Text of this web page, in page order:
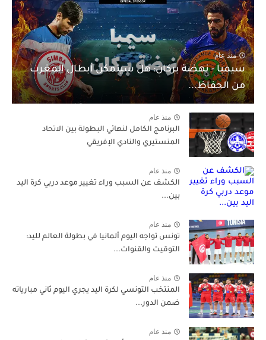
منذ عام
سيمبا - نهضة بركان: هل سيتمكن أبطال المغرب
من الحفاظ...
منذ عام
البرنامج الكامل لنهائي البطولة بين الاتحاد
المنستيري والنادي الإفريقي
منذ عام
الكشف عن السبب وراء تغيير موعد دربي كرة اليد
بين...
منذ عام
تونس تواجه اليوم ألمانيا في بطولة العالم لليد:
التوقيت والقنوات...
منذ عام
المنتخب التونسي لكرة اليد يجري اليوم ثاني مبارياته
ضمن الدور...
منذ عام